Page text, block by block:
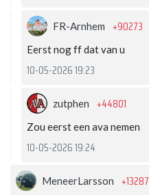
FR-Arnhem +90273
Eerst nog ff dat van u
10-05-2026 19:23
zutphen +44801
Zou eerst een ava nemen
10-05-2026 19:24
MeneerLarsson +13287